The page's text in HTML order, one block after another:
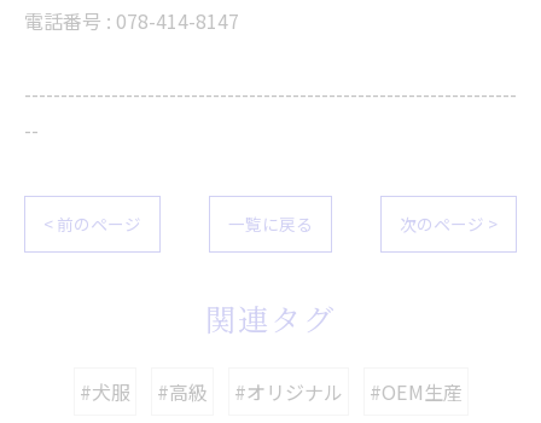
電話番号 : 078-414-8147
--------------------------------------------------------------------
--
< 前のページ 一覧に戻る 次のページ >
関連タグ
#犬服 #高級 #オリジナル #OEM生産